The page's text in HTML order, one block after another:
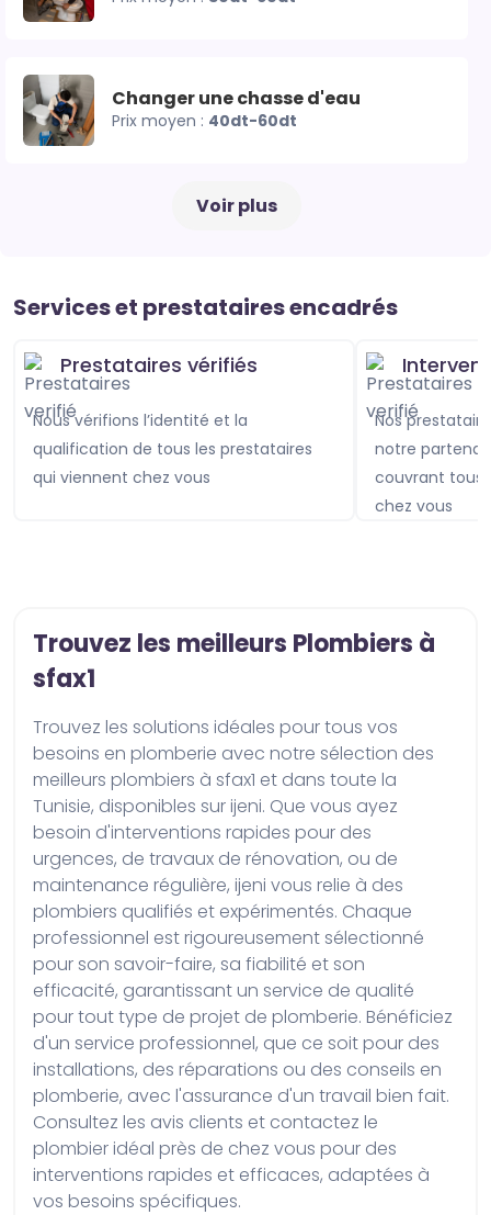
Changer une chasse d'eau
Prix moyen : 40dt-60dt
Voir plus
Services et prestataires encadrés
Prestataires vérifiés
Nous vérifions l’identité et la
qualification de tous les prestataires
qui viennent chez vous
Nos prestataires sont assurés avec
notre
couvrant tous
chez vous
Trouvez les meilleurs Plombiers à
sfax1
Trouvez les solutions idéales pour tous vos
besoins en plomberie avec notre sélection des
meilleurs plombiers à sfax1 et dans toute la
Tunisie, disponibles sur ijeni. Que vous ayez
besoin d'interventions rapides pour des
urgences, de travaux de rénovation, ou de
maintenance régulière, ijeni vous relie à des
plombiers qualifiés et expérimentés. Chaque
professionnel est rigoureusement sélectionné
pour son savoir-faire, sa fiabilité et son
efficacité, garantissant un service de qualité
pour tout type de projet de plomberie. Bénéficiez
d'un service professionnel, que ce soit pour des
installations, des réparations ou des conseils en
plomberie, avec l'assurance d'un travail bien fait.
Consultez les avis clients et contactez le
plombier idéal près de chez vous pour des
interventions rapides et efficaces, adaptées à
vos besoins spécifiques.